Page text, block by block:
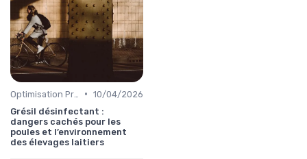
• 10/04/2026
Grésil désinfectant :
dangers cachés pour les
poules et l’environnement
des élevages laitiers